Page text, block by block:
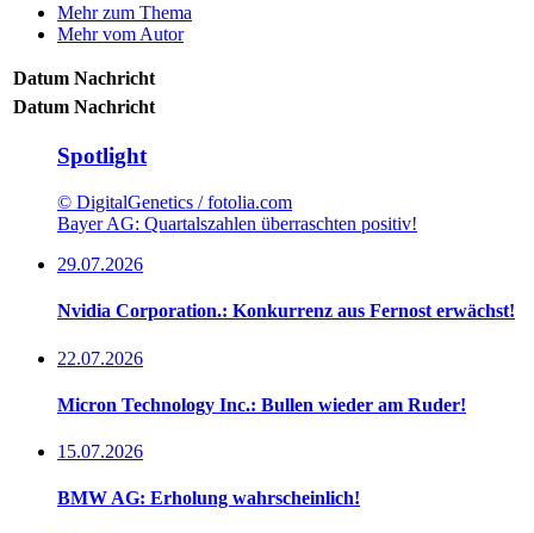
Mehr zum Thema
Mehr vom Autor
Datum Nachricht
Datum Nachricht
Spotlight
© DigitalGenetics / fotolia.com
Bayer AG: Quartalszahlen überraschten positiv!
29.07.2026
Nvidia Corporation.: Konkurrenz aus Fernost erwächst!
22.07.2026
Micron Technology Inc.: Bullen wieder am Ruder!
15.07.2026
BMW AG: Erholung wahrscheinlich!